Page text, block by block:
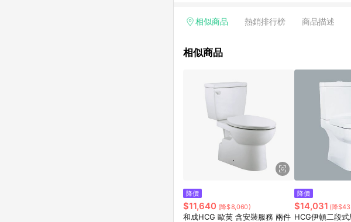
升服務質感，期望每一位來店顧客，能輕鬆挑選
相似商品 熱銷排行榜 商品描述
相似商品
降價
$11,640 (降$8,060)
和成HCG 歐芙 含安裝服務 兩件
降價
$14,031 (降
HCG伊頓二段